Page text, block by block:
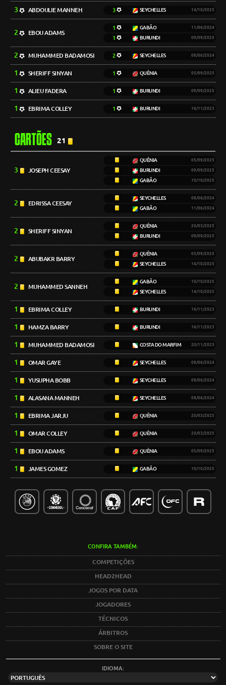
3 ABDOULIE MANNEH 3 SEYCHELLES 14/10/2025
2 EBOU ADAMS
1 GABÃO 11/06/2024
1 BURUNDI 09/09/2025
2 MUHAMMED BADAMOSI 2 SEYCHELLES 08/06/2024
1 SHERIFF SINYAN 1 QUÊNIA 05/09/2025
1 ALIEU FADERA 1 BURUNDI 09/09/2025
1 EBRIMA COLLEY 1 BURUNDI 16/11/2023
CARTÕES 21
3 JOSEPH CEESAY
QUÊNIA 05/09/2025
BURUNDI 09/09/2025
GABÃO 10/10/2025
2 EDRISSA CEESAY
SEYCHELLES 08/06/2024
GABÃO 11/06/2024
2 SHERIFF SINYAN
QUÊNIA 20/03/2025
BURUNDI 09/09/2025
2 ABUBAKR BARRY
QUÊNIA 05/09/2025
SEYCHELLES 14/10/2025
2 MUHAMMED SANNEH
GABÃO 10/10/2025
SEYCHELLES 14/10/2025
1 EBRIMA COLLEY BURUNDI 16/11/2023
1 HAMZA BARRY BURUNDI 16/11/2023
1 MUHAMMED BADAMOSI COSTA DO MARFIM 20/11/2023
1 OMAR GAYE SEYCHELLES 08/06/2024
1 YUSUPHA BOBB SEYCHELLES 08/06/2024
1 ALASANA MANNEH SEYCHELLES 08/06/2024
1 EBRIMA JARJU QUÊNIA 20/03/2025
1 OMAR COLLEY QUÊNIA 20/03/2025
1 EBOU ADAMS QUÊNIA 05/09/2025
1 JAMES GOMEZ GABÃO 10/10/2025
CONFIRA TAMBÉM:
COMPETIÇÕES
HEAD2HEAD
JOGOS POR DATA
JOGADORES
TÉCNICOS
ÁRBITROS
SOBRE O SITE
IDIOMA: